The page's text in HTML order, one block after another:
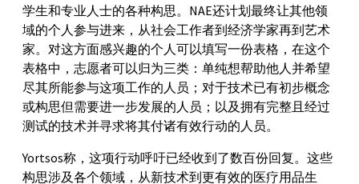
学生和专业人士的各种构思。NAE还计划最终让其他领
域的个人参与进来，从社会工作者到经济学家再到艺术
家。对这方面感兴趣的个人可以填写一份表格，在这个
表格中，志愿者可以归为三类：单纯想帮助他人并希望
尽其所能参与这项工作的人员；对于技术已有初步概念
或构思但需要进一步发展的人员；以及拥有完整且经过
测试的技术并寻求将其付诸有效行动的人员。
Yortsos称，这项行动呼吁已经收到了数百份回复。这些
构思涉及各个领域，从新技术到更有效的医疗用品生